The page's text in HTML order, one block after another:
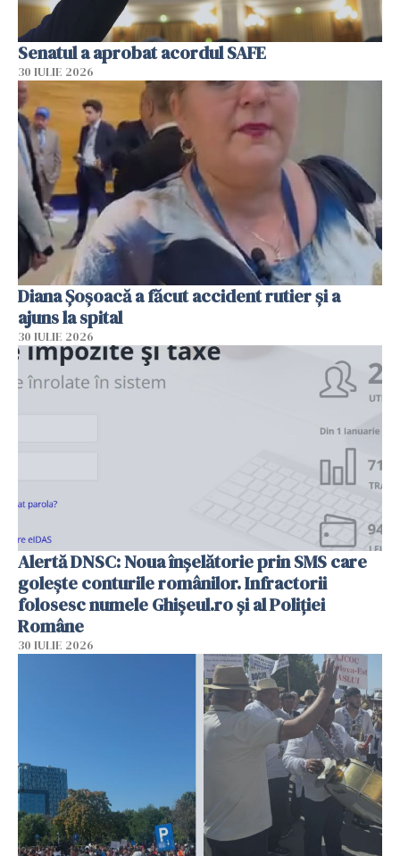
Senatul a aprobat acordul SAFE
30 IULIE 2026
Diana Șoșoacă a făcut accident rutier și a
ajuns la spital
30 IULIE 2026
Alertă DNSC: Noua înșelătorie prin SMS care
golește conturile românilor. Infractorii
folosesc numele Ghișeul.ro și al Poliției
Române
30 IULIE 2026